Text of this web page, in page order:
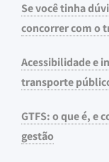
Se você tinha
concorrer com o
Acessibilidade e
transporte
GTFS: o que é, e
gestão